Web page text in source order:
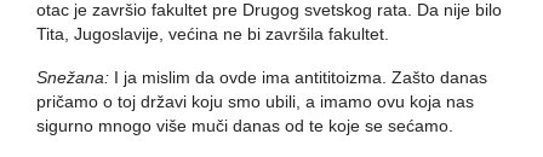
otac je završio fakultet pre Drugog svetskog rata. Da nije bilo
Tita, Jugoslavije, većina ne bi završila fakultet.
Snežana: I ja mislim da ovde ima antititoizma. Zašto danas
pričamo o toj državi koju smo ubili, a imamo ovu koja nas
sigurno mnogo više muči danas od te koje se sećamo.